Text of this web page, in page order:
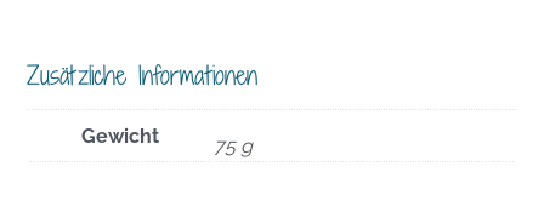
Zusätzliche Informationen
Gewicht 75 g